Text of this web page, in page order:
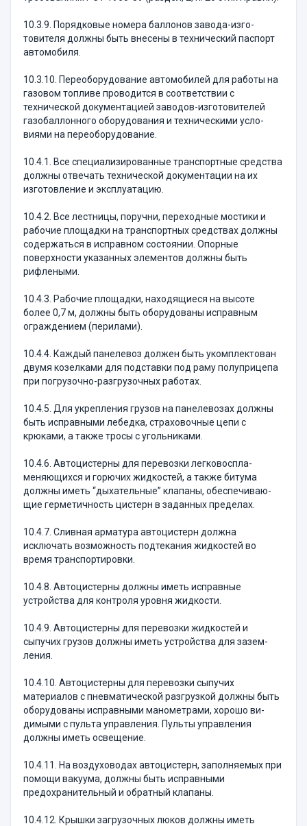
10.3.9. Порядковые номера баллонов завода-из­го­
товителя должны быть внесены в технический пас­порт
автомобиля.
10.3.10. Переоборудование автомобилей для ра­боты на
газовом топливе проводится в соответствии с
технической документацией заводов-изготовителей
газобаллонного оборудования и техническими усло­
виями на переоборудование.
10.4.1. Все специализированные транспортные средства
должны отвечать технической документации на их
изготовление и эксплуатацию.
10.4.2. Все лестницы, поручни, переходные мос­тики и
рабочие площадки на транспортных средствах должны
содержаться в исправном состоянии. Опор­ные
поверхности указанных элементов должны быть
рифлеными.
10.4.3. Рабочие площадки, находящиеся на вы­соте
более 0,7 м, должны быть оборудованы исправ­ным
ограждением (перилами).
10.4.4. Каждый панелевоз должен быть укомп­лек­тован
двумя козелками для подставки под раму полуприцепа
при погрузочно-разгрузочных работах.
10.4.5. Для укрепления грузов на панелевозах должны
быть исправными лебедка, страховочные цепи с
крюками, а также тросы с угольниками.
10.4.6. Автоцистерны для перевозки легковоспла­
меняющихся и горючих жидкостей, а также битума
должны иметь “дыхательные” клапаны, обеспечиваю­
щие герметичность цистерн в заданных пределах.
10.4.7. Сливная арматура автоцистерн должна
исключать возможность подтекания жидкостей во
время транспортировки.
10.4.8. Автоцистерны должны иметь исправные
устройства для контроля уровня жидкости.
10.4.9. Автоцистерны для перевозки жидкостей и
сыпучих грузов должны иметь устройства для зазем­
ления.
10.4.10. Автоцистерны для перевозки сыпучих
материалов с пневматической разгрузкой должны быть
оборудованы исправными манометрами, хорошо ви­
димыми с пульта управления. Пульты управления
должны иметь освещение.
10.4.11. На воздуховодах автоцистерн, заполняе­мых при
помощи вакуума, должны быть исправными
предохранительный и обратный клапаны.
10.4.12. Крышки загрузочных люков должны иметь